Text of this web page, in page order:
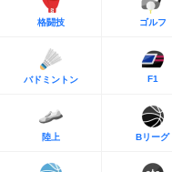
格闘技 ゴルフ
バドミントン F1
陸上 Bリーグ